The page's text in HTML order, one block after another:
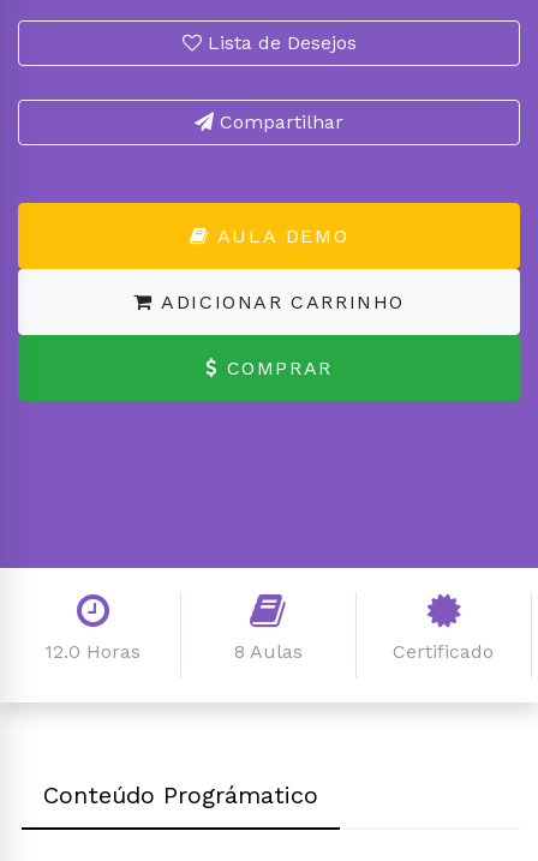
Lista de Desejos
Compartilhar
AULA DEMO
ADICIONAR CARRINHO
COMPRAR
12.0 Horas 8 Aulas Certificado
Conteúdo Prográmatico